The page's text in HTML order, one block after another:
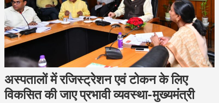
अस्पतालों में रजिस्ट्रेशन एवं टोकन के लिए
विकसित की जाए प्रभावी व्यवस्था-मुख्यमंत्री